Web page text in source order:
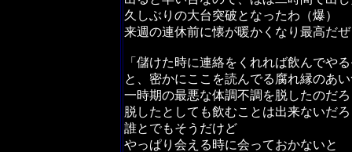
久しぶりの大台突破となったわ（爆）
来週の連休前に懐が暖かくなり最高だ
「儲けた時に連絡をくれれば飲んでや
と、密かにここを読んでる腐れ縁のあ
一時期の最悪な体調不調を脱したのだ
脱したとしても飲むことは出来ないだ
誰とでもそうだけど
やっぱり会える時に会っておかないと